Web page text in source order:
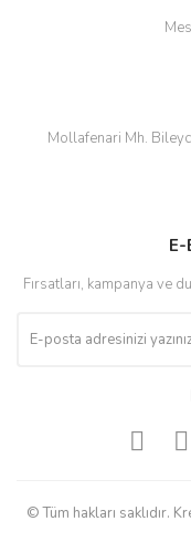
Mollafenari Mh.
Fırsatları, kampanya ve
© Tüm hakları saklıdır.